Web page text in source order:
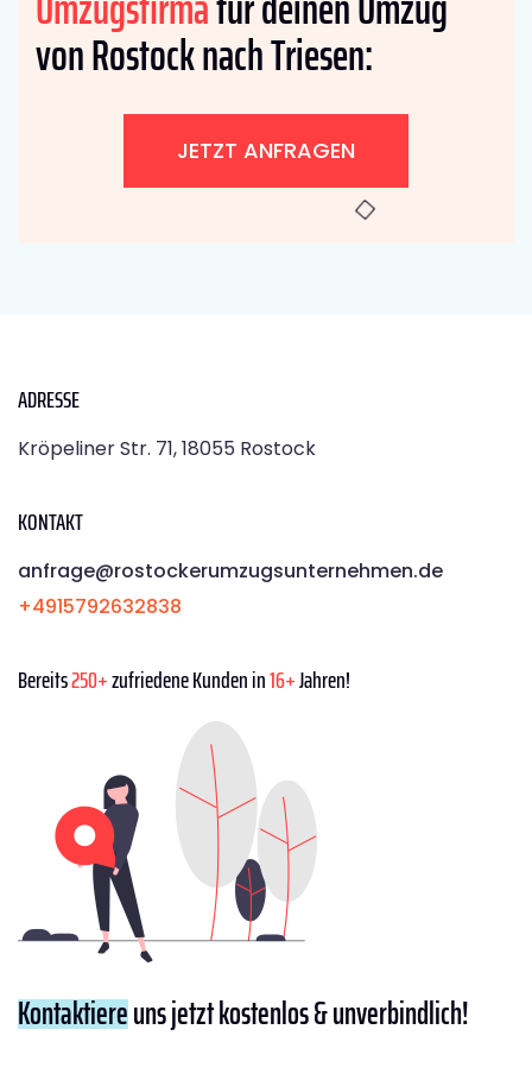
von Rostock nach Triesen:
JETZT ANFRAGEN
ADRESSE
Kröpeliner Str. 71, 18055 Rostock
KONTAKT
anfrage@rostockerumzugsunternehmen.de
+4915792632838
Bereits250+zufriedene Kunden in16+Jahren!
Kontaktiereuns jetzt kostenlos & unverbindlich!